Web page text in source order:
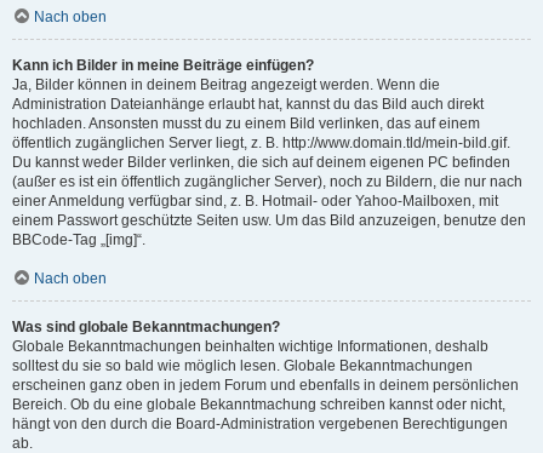
Nach oben
Kann ich Bilder in meine Beiträge einfügen?
Ja, Bilder können in deinem Beitrag angezeigt werden. Wenn die
Administration Dateianhänge erlaubt hat, kannst du das Bild auch direkt
hochladen. Ansonsten musst du zu einem Bild verlinken, das auf einem
öffentlich zugänglichen Server liegt, z. B. http://www.domain.tld/mein-bild.gif.
Du kannst weder Bilder verlinken, die sich auf deinem eigenen PC befinden
(außer es ist ein öffentlich zugänglicher Server), noch zu Bildern, die nur nach
einer Anmeldung verfügbar sind, z. B. Hotmail- oder Yahoo-Mailboxen, mit
einem Passwort geschützte Seiten usw. Um das Bild anzuzeigen, benutze den
BBCode-Tag „[img]“.
Nach oben
Was sind globale Bekanntmachungen?
Globale Bekanntmachungen beinhalten wichtige Informationen, deshalb
solltest du sie so bald wie möglich lesen. Globale Bekanntmachungen
erscheinen ganz oben in jedem Forum und ebenfalls in deinem persönlichen
Bereich. Ob du eine globale Bekanntmachung schreiben kannst oder nicht,
hängt von den durch die Board-Administration vergebenen Berechtigungen
ab.